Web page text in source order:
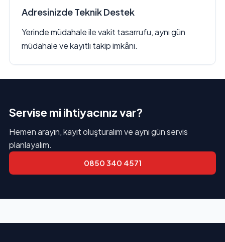
Adresinizde Teknik Destek
Yerinde müdahale ile vakit tasarrufu, aynı gün
müdahale ve kayıtlı takip imkânı.
Servise mi ihtiyacınız var?
Hemen arayın, kayıt oluşturalım ve aynı gün servis
planlayalım.
0850 340 4571